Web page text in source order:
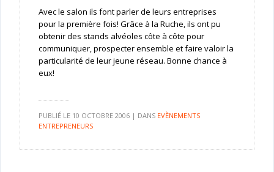
Avec le salon ils font parler de leurs entreprises
pour la première fois! Grâce à la Ruche, ils ont pu
obtenir des stands alvéoles côte à côte pour
communiquer, prospecter ensemble et faire valoir la
particularité de leur jeune réseau. Bonne chance à
eux!
PUBLIÉ LE 10 OCTOBRE 2006| DANS EVÈNEMENTS
ENTREPRENEURS